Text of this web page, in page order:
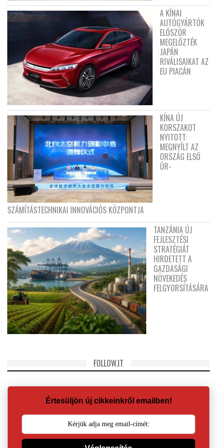
A KÍNAI
AUTÓGYÁRTÓK
ELŐSZÖR
MEGELŐZTÉK
JAPÁN
RIVÁLISAIKAT AZ
EU PIACÁN
KÍNA ÚJ
KORSZAKOT
NYITOTT:
MEGNYÍLT AZ
ORSZÁG ELSŐ
ŰR-
SZÁMÍTÁSTECHNIKAI INNOVÁCIÓS KÖZPONTJA
TANZÁNIA ÚJ
FEJLESZTÉSI
STRATÉGIÁT
HIRDETETT A
GAZDASÁGI
NÖVEKEDÉS
FELGYORSÍTÁSÁRA
FOLLOW.IT
Értesüljön új cikkeinkről emailben!